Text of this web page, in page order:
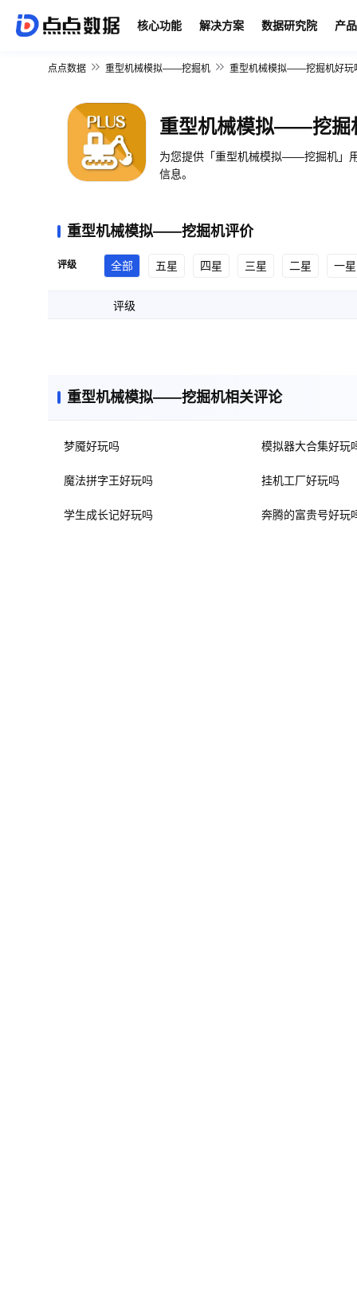
核心功能 解决方案 数据研究院 产
点点数据 重型机械模拟——挖掘机 重型机械模拟——挖掘机好玩
重型机械模拟——挖掘
为您提供「重型机械模拟——挖掘机」
信息。
重型机械模拟——挖掘机评价
评级 全部 五星 四星 三星 二星 一星
评级
重型机械模拟——挖掘机相关评论
梦魇好玩吗 模拟器大合集好玩
魔法拼字王好玩吗 挂机工厂好玩吗
学生成长记好玩吗 奔腾的富贵号好玩